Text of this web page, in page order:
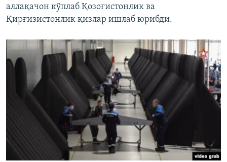
аллақачон кўплаб Қозоғистонлик ва
Қирғизистонлик қизлар ишлаб юрибди.